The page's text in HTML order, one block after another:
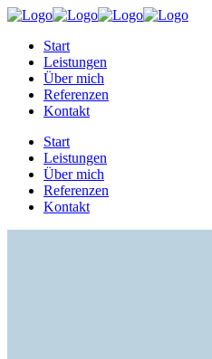
Start
Leistungen
Über mich
Referenzen
Kontakt
Start
Leistungen
Über mich
Referenzen
Kontakt